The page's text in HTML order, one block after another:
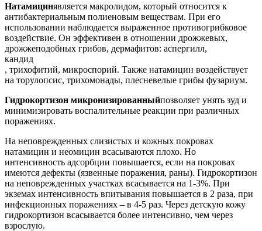
Натамицинявляется макролидом, который относится к
антибактериальным полиеновым веществам. При его
использовании наблюдается выраженное противогрибковое
воздействие. Он эффективен в отношении дрожжевых,
дрожжеподобных грибов, дермафитов: аспергилл,
кандид
, трихофитий, микроспорий. Также натамицин воздействует
на торулопсис, трихомонады, плесневелые грибы фузариум.
Гидрокортизон микронизированныйпозволяет унять зуд и
минимизировать воспалительные реакции при различных
поражениях.
На неповрежденных слизистых и кожных покровах
натамицин и неомицин всасываются плохо. Но
интенсивность адсорбции повышается, если на покровах
имеются дефекты (язвенные поражения, раны). Гидрокортизон
на неповрежденных участках всасывается на 1-3%. При
экземах интенсивность впитывания повышается в 2 раза, при
инфекционных поражениях – в 4-5 раз. Через детскую кожу
гидрокортизон всасывается более интенсивно, чем через
взрослую.